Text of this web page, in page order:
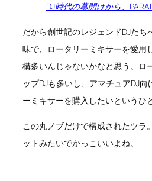
DJ時代の幕開けから、
だから創世記のレジェンドDJたち
味で、ロータリーミキサーを愛用
構多いんじゃないかなと思う。ロ
ップDJも多いし、アマチュアDJ
ーミキサーを購入したいというひ
この丸ノブだけで構成されたツラ
ットみたいでかっこいいよね。